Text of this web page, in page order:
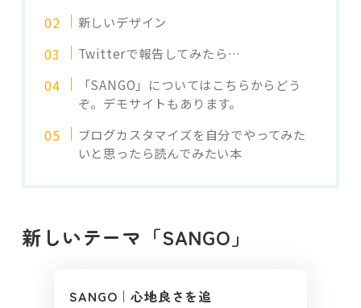
新しいデザイン
Twitterで報告してみたら…
「SANGO」についてはこちらからどう
ぞ。デモサイトもあります。
ブログカスタマイズを自分でやってみた
いと思ったら読んでみたい本
新しいテーマ「SANGO」
SANGO｜心地良さを追